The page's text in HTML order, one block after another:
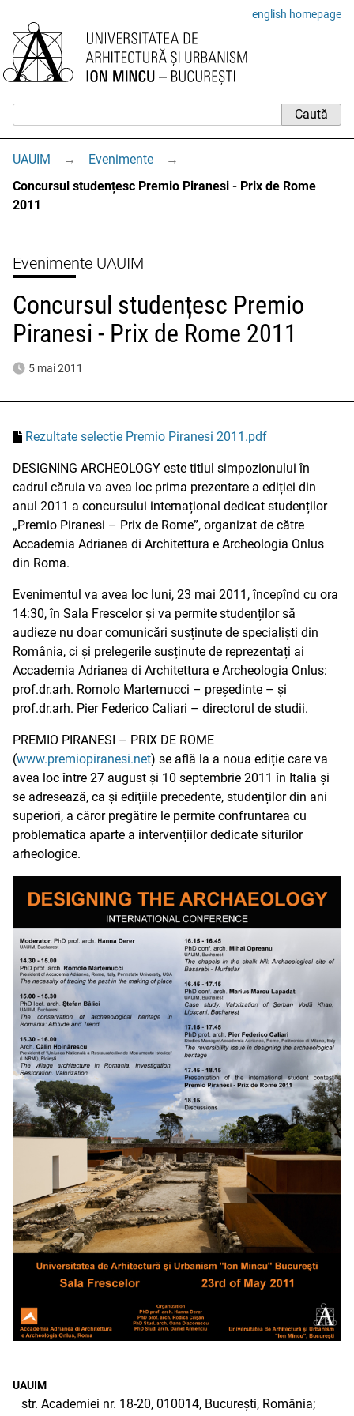
english homepage
UAUIM → Evenimente
→
Concursul studențesc Premio Piranesi - Prix de Rome
2011
Evenimente UAUIM
Concursul studențesc Premio
Piranesi - Prix de Rome 2011
5 mai 2011
Rezultate selectie Premio Piranesi 2011.pdf
DESIGNING ARCHEOLOGY este titlul simpozionului în
cadrul căruia va avea loc prima prezentare a ediției din
anul 2011 a concursului internațional dedicat studenților
„Premio Piranesi – Prix de Rome”, organizat de către
Accademia Adrianea di Architettura e Archeologia Onlus
din Roma.
Evenimentul va avea loc luni, 23 mai 2011, începînd cu ora
14:30, în Sala Frescelor și va permite studenților să
audieze nu doar comunicări susținute de specialiști din
România, ci și prelegerile susținute de reprezentați ai
Accademia Adrianea di Architettura e Archeologia Onlus:
prof.dr.arh. Romolo Martemucci – președinte – și
prof.dr.arh. Pier Federico Caliari – directorul de studii.
PREMIO PIRANESI – PRIX DE ROME
(www.premiopiranesi.net) se află la a noua ediție care va
avea loc între 27 august și 10 septembrie 2011 în Italia și
se adresează, ca și edițiile precedente, studenților din ani
superiori, a căror pregătire le permite confruntarea cu
problematica aparte a intervențiilor dedicate siturilor
arheologice.
UAUIM
str. Academiei nr. 18-20, 010014, București, România;